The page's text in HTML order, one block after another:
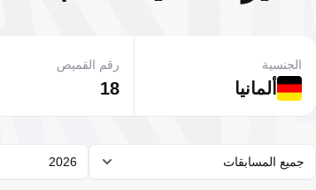
ألمانيا
الجنسية
18
رقم القميص
جميع المسابقات 2026